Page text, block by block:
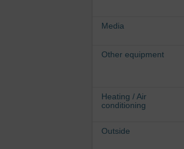
Media
Other equipment
Heating / Air
conditioning
Outside